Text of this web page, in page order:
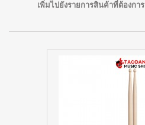
เพิ่มไปยังรายการสินค้าที่ต้องการ